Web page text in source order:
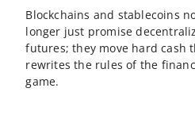
Blockchains and stablecoins
longer just promise
futures; they move hard cash
rewrites the rules of the
game.